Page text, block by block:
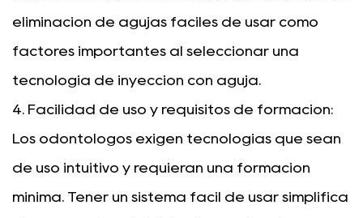
eliminación de agujas fáciles de usar como
factores importantes al seleccionar una
tecnología de inyección con aguja.
4. Facilidad de uso y requisitos de formación:
Los odontólogos exigen tecnologías que sean
de uso intuitivo y requieran una formación
mínima. Tener un sistema fácil de usar simplifica